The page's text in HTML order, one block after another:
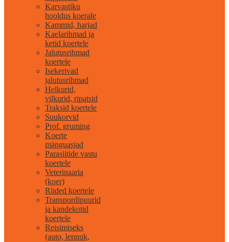
Karvastiku
hooldus koerale
Kammid, harjad
Kaelarihmad ja
ketid koertele
Jalutusrihmad
koertele
Isekerivad
jalutusrihmad
Helkurid,
vilkurid, ripatsid
Traksid koertele
Suukorvid
Prof. gruming
Koerte
mänguasjad
Parasiitide vastu
koertele
Veterinaaria
(koer)
Riided koertele
Transpordipuurid
ja kandekotid
koertele
Reisimiseks
(auto, lennuk,